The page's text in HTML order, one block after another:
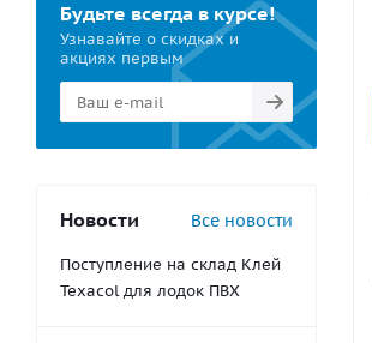
Будьте всегда в курсе!
Узнавайте о скидках и
акциях первым
Новости Все новости
Поступление на склад Клей
Texacol для лодок ПВХ